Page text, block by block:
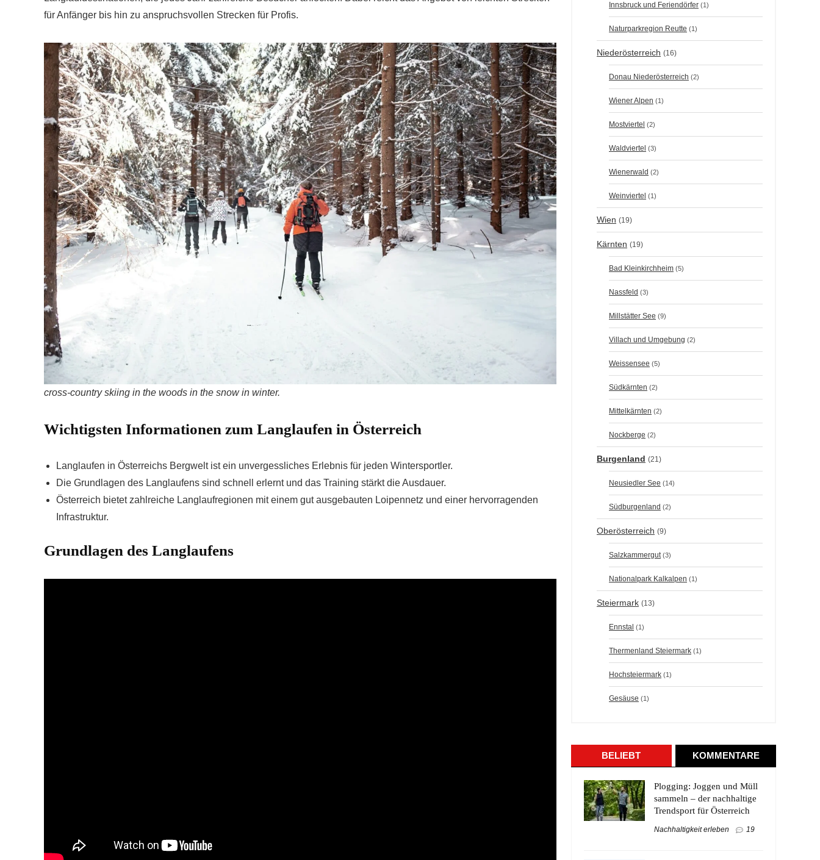
für Anfänger bis hin zu anspruchsvollen Strecken für Profis.
cross-country skiing in the woods in the snow in winter.
Wichtigsten Informationen zum Langlaufen in Österreich
Langlaufen in Österreichs Bergwelt ist ein unvergessliches Erlebnis für jeden Wintersportler.
Die Grundlagen des Langlaufens sind schnell erlernt und das Training stärkt die Ausdauer.
Österreich bietet zahlreiche Langlaufregionen mit einem gut ausgebauten Loipennetz und einer hervorragenden
Infrastruktur.
Grundlagen des Langlaufens
Innsbruck und Feriendörfer (1)
Naturparkregion Reutte (1)
Niederösterreich (16)
Donau Niederösterreich (2)
Wiener Alpen (1)
Mostviertel (2)
Waldviertel (3)
Wienerwald (2)
Weinviertel (1)
Wien (19)
Kärnten (19)
Bad Kleinkirchheim (5)
Nassfeld (3)
Millstätter See (9)
Villach und Umgebung (2)
Weissensee (5)
Südkärnten (2)
Mittelkärnten (2)
Nockberge (2)
Burgenland (21)
Neusiedler See (14)
Südburgenland (2)
Oberösterreich (9)
Salzkammergut (3)
Nationalpark Kalkalpen (1)
Steiermark (13)
Ennstal (1)
Thermenland Steiermark (1)
Hochsteiermark (1)
Gesäuse (1)
BELIEBT KOMMENTARE
Plogging: Joggen und Müll
sammeln – der nachhaltige
Trendsport für Österreich
Nachhaltigkeit erleben 19